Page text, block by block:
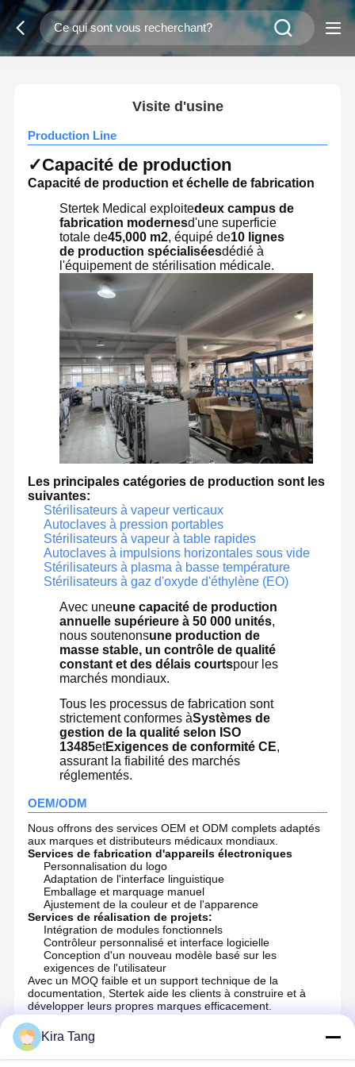
2/0
Visite d'usine
Production Line
✓Capacité de production
Capacité de production et échelle de fabrication
Stertek Medical exploitedeux campus de
fabrication modernesd'une superficie
totale de45,000 m2, équipé de10 lignes
de production spécialiséesdédié à
l'équipement de stérilisation médicale.
Les principales catégories de production sont les
suivantes:
Stérilisateurs à vapeur verticaux
Autoclaves à pression portables
Stérilisateurs à vapeur à table rapides
Autoclaves à impulsions horizontales sous vide
Stérilisateurs à plasma à basse température
Stérilisateurs à gaz d'oxyde d'éthylène (EO)
Avec uneune capacité de production
annuelle supérieure à 50 000 unités,
nous soutenonsune production de
masse stable, un contrôle de qualité
constant et des délais courtspour les
marchés mondiaux.
Tous les processus de fabrication sont
strictement conformes àSystèmes de
gestion de la qualité selon ISO
13485etExigences de conformité CE,
assurant la fiabilité des marchés
réglementés.
OEM/ODM
Nous offrons des services OEM et ODM complets adaptés
aux marques et distributeurs médicaux mondiaux.
Services de fabrication d'appareils électroniques
Personnalisation du logo
Adaptation de l'interface linguistique
Emballage et marquage manuel
Ajustement de la couleur et de l'apparence
Services de réalisation de projets:
Intégration de modules fonctionnels
Contrôleur personnalisé et interface logicielle
Conception d'un nouveau modèle basé sur les
exigences de l'utilisateur
Avec un MOQ faible et un support technique de la
documentation, Stertek aide les clients à construire et à
développer leurs propres marques efficacement.
R&D
Stertek Medical dispose d'une équipe de R&D dédiée
Kira Tang